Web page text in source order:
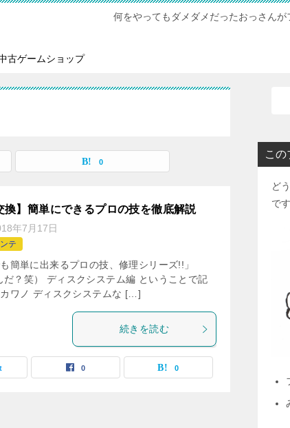
何をやってもダメダメだったおっさん
古ゲームショップ
0
換】簡単にできるプロの技を徹底解説
年7月17日
テ
簡単に出来るプロの技、修理シリーズ!!」
だ？笑） ディスクシステム編 ということで記
ワノ ディスクシステムな […]
続きを読む
0 0
この
ど
です